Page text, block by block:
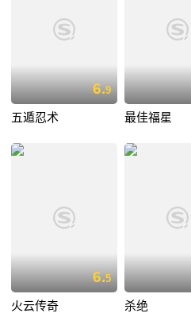
6.9
五遁忍术 最佳福星
6.5
火云传奇 杀绝